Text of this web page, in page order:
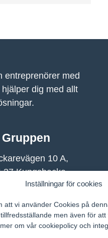
Inställningar för cookies
att vi använder Cookies på
men även för
om vår cookiepolicy och
entreprenörer med
dig med allt
10 A,
37 Kungsbacka